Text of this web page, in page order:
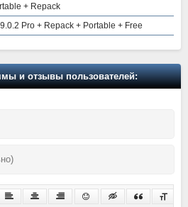
+ Repack
Pro + Repack + Portable + Free
и отзывы пользователей: